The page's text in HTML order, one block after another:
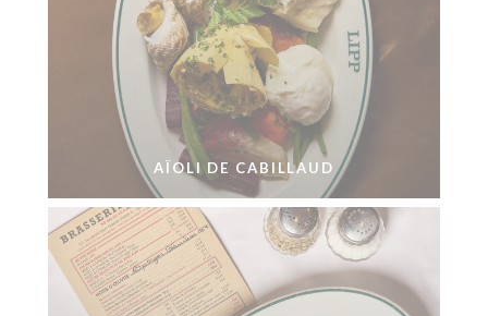
AÏOLI DE CABILLAUD